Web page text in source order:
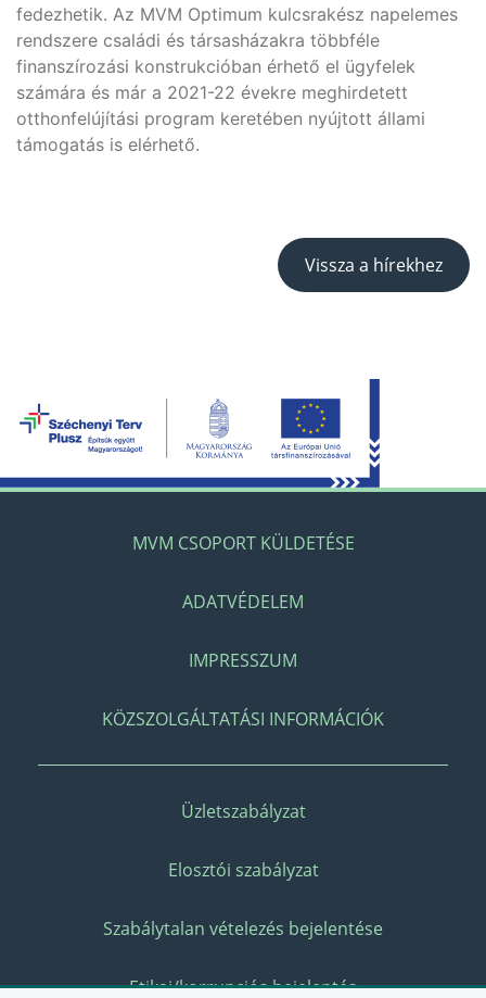
fedezhetik. Az MVM Optimum kulcsrakész napelemes
rendszere családi és társasházakra többféle
finanszírozási konstrukcióban érhető el ügyfelek
számára és már a 2021-22 évekre meghirdetett
otthonfelújítási program keretében nyújtott állami
támogatás is elérhető.
Vissza a hírekhez
MVM CSOPORT KÜLDETÉSE
ADATVÉDELEM
IMPRESSZUM
KÖZSZOLGÁLTATÁSI INFORMÁCIÓK
Üzletszabályzat
Elosztói szabályzat
Szabálytalan vételezés bejelentése
Etikai/korrupciós bejelentés